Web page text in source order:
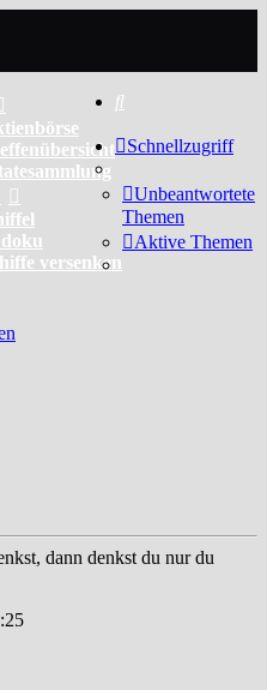
versenken
Schnellzugriff
Unbeantwortete
Themen
Aktive Themen
dann denkst du nur du